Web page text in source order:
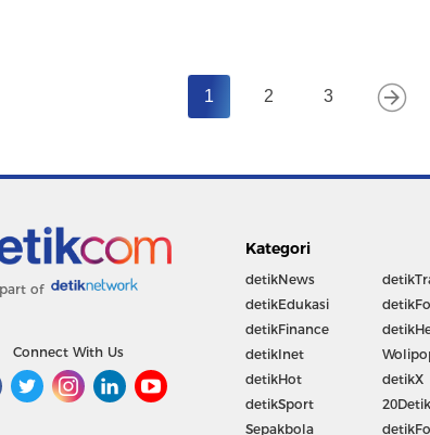
1 2 3
part of
Connect With Us
Kategori
detikNews
detikEdukasi
detikFinance
detikInet
detikHot
detikSport
Sepakbola
detikX
20Detik